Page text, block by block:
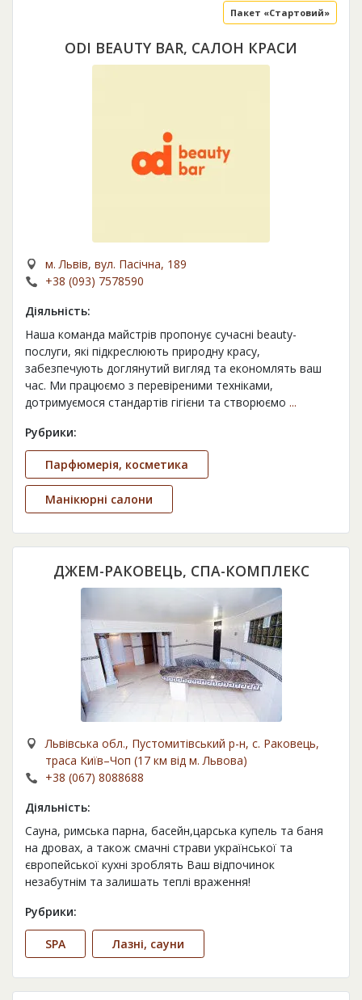
ODI BEAUTY BAR, САЛОН КРАСИ
Пакет «Стартовий»
м. Львів, вул. Пасічна, 189
+38 (093) 7578590
Діяльність:
Наша команда майстрів пропонує сучасні beauty-
послуги, які підкреслюють природну красу,
забезпечують доглянутий вигляд та економлять ваш
час. Ми працюємо з перевіреними техніками,
дотримуємося стандартів гігієни та створюємо ...
Рубрики:
Парфюмерія, косметика
Манікюрні салони
ДЖЕМ-РАКОВЕЦЬ, СПА-КОМПЛЕКС
Львівська обл., Пустомитівський р-н, с. Раковець,
траса Київ–Чоп (17 км від м. Львова)
+38 (067) 8088688
Діяльність:
Сауна, римська парна, басейн,царська купель та баня
на дровах, а також смачні страви української та
європейської кухні зроблять Ваш відпочинок
незабутнім та залишать теплі враження!
Рубрики:
SPA Лазні, сауни